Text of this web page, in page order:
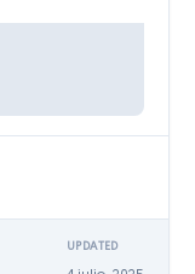
UPDATED